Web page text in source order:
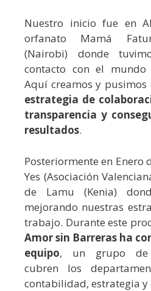
Nuestro inicio fue en
orfanato Mamá
(Nairobi) donde
contacto con el mundo
Aquí creamos y pusimos
estrategia de
transparencia y
resultados.
Posteriormente en Enero
Yes (Asociación
de Lamu (Kenia)
mejorando nuestras
trabajo. Durante este
Amor sin Barreras ha
equipo, un grupo de
cubren los
contabilidad, estrategia y